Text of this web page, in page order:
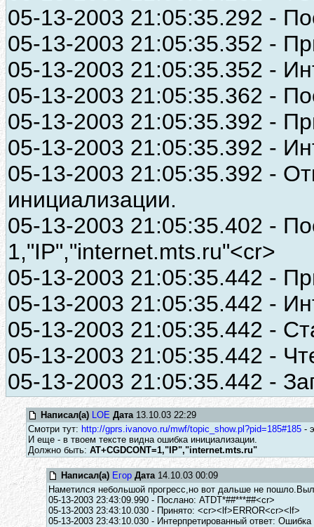
05-13-2003 21:05:35.292 -
05-13-2003 21:05:35.352 -
05-13-2003 21:05:35.352 -
05-13-2003 21:05:35.362 -
05-13-2003 21:05:35.392 -
05-13-2003 21:05:35.392 -
05-13-2003 21:05:35.392 -
инициализации.
05-13-2003 21:05:35.402 -
1,"IP","internet.mts.ru"<cr>
05-13-2003 21:05:35.442 -
05-13-2003 21:05:35.442 -
05-13-2003 21:05:35.442 -
05-13-2003 21:05:35.442 -
05-13-2003 21:05:35.442 -
Написал(а) LOE Дата13.10.03 22:29
Смотри тут: http://gprs.ivanovo.ru/mwf/topic_show.pl?pid=185#185 -
И еще - в твоем тексте видна ошибка инициализации.
Должно быть: AT+CGDCONT=1,"IP","internet.mts.ru"
Написал(а) Егор Дата14.10.03 00:09
Наметился небольшой прогресс,но вот дальше не
05-13-2003 23:43:09.990 - Послано: ATDT*##***##<cr>
05-13-2003 23:43:10.030 - Принято: <cr><lf>ERROR<cr><lf>
05-13-2003 23:43:10.030 - Интерпретированный ответ: Ошибка